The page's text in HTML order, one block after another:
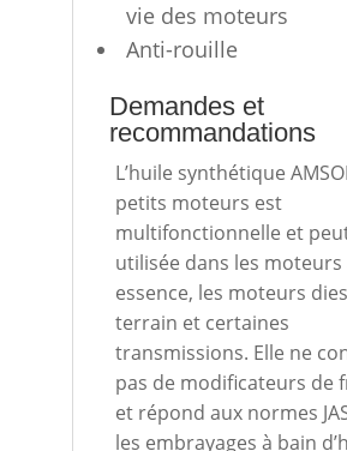
vie des moteurs
Anti-rouille
Demandes et
recommandations
L’huile synthétique
petits moteurs est
multifonctionnelle et
utilisée dans les moteurs
essence, les moteurs
terrain et certaines
transmissions. Elle ne
pas de modificateurs de
et répond aux normes
les embrayages à bain